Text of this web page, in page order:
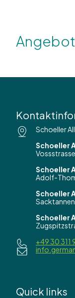
Schoeller
Schoeller
Schoeller
Adolf-
Schoeller
Schoeller
+49 30 311
Quick links